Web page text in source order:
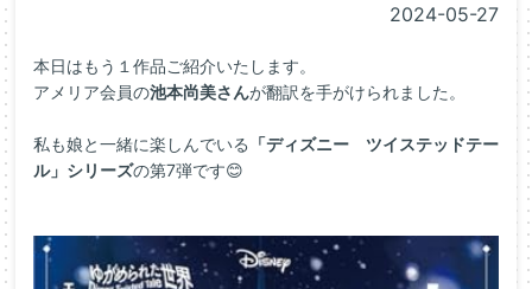
2024-05-27
本日はもう１作品ご紹介いたします。
アメリア会員の池本尚美さんが翻訳を手がけられました。
私も娘と一緒に楽しんでいる 「ディズニー ツイステッドテー
ル」シリーズの第7弾です😊